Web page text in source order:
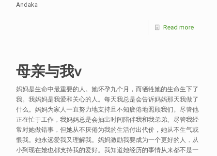
Andaka
Read more
母亲与我v
妈妈是生命中最重要的人。她怀孕九个月，而牺牲她的生命生下了
我。我妈妈是我爱和关心的人。每天我总是会告诉妈妈那天我做了
什么。妈妈为家人一直努力地支持且不知疲倦地照顾我们。尽管他
正在忙于工作，我妈妈总是会抽出时间陪伴我和我弟弟。尽管我经
常对她做错事，但她从不厌倦为我的生活付出代价，她从不生气或
恨我。她永远爱我又理解我。妈妈激励我要成为一个更好的人，从
小到现在她也都支持我的爱好。我知道她经历的事情从来都不是一